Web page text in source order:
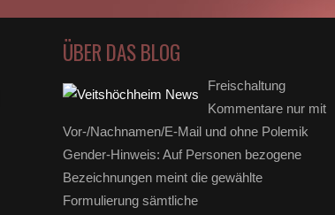
ÜBER DAS BLOG
Freischaltung
Kommentare nur mit
Vor-/Nachnamen/E-Mail und ohne Polemik
Gender-Hinweis: Auf Personen bezogene
Bezeichnungen meint die gewählte
Formulierung sämtliche